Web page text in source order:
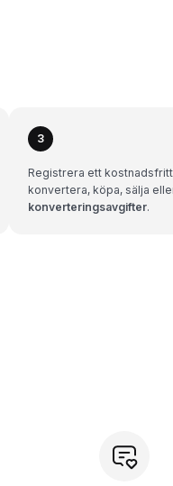
3
Registrera ett
konvertera, köpa, sälja
konverteringsavgifter.